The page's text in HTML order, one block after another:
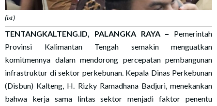
(ist)
TENTANGKALTENG.ID, PALANGKA RAYA – Pemerintah
Provinsi Kalimantan Tengah semakin menguatkan
komitmennya dalam mendorong percepatan pembangunan
infrastruktur di sektor perkebunan. Kepala Dinas Perkebunan
(Disbun) Kalteng, H. Rizky Ramadhana Badjuri, menekankan
bahwa kerja sama lintas sektor menjadi faktor penentu